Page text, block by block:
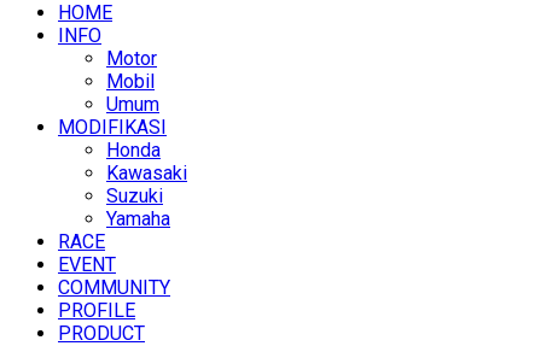
HOME
INFO
Motor
Mobil
Umum
MODIFIKASI
Honda
Kawasaki
Suzuki
Yamaha
RACE
EVENT
COMMUNITY
PROFILE
PRODUCT